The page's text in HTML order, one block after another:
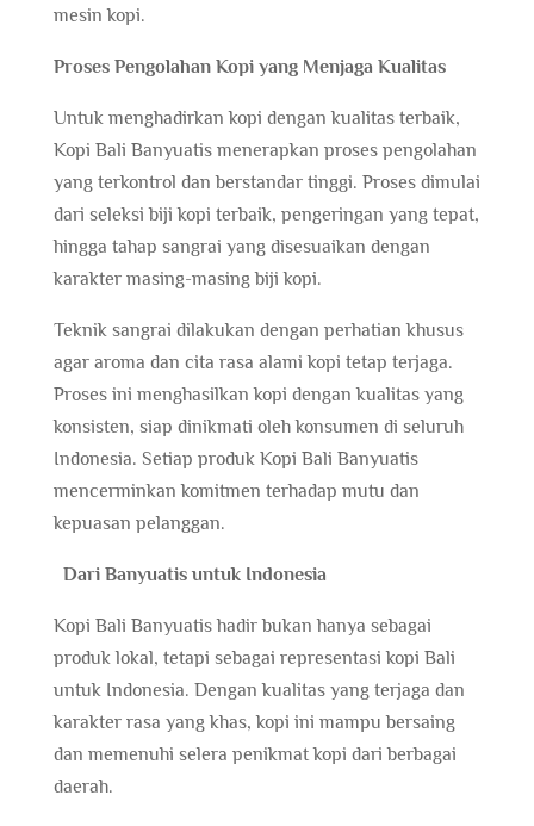
mesin kopi.
Proses Pengolahan Kopi yang Menjaga Kualitas
Untuk menghadirkan kopi dengan kualitas terbaik,
Kopi Bali Banyuatis menerapkan proses pengolahan
yang terkontrol dan berstandar tinggi. Proses dimulai
dari seleksi biji kopi terbaik, pengeringan yang tepat,
hingga tahap sangrai yang disesuaikan dengan
karakter masing-masing biji kopi.
Teknik sangrai dilakukan dengan perhatian khusus
agar aroma dan cita rasa alami kopi tetap terjaga.
Proses ini menghasilkan kopi dengan kualitas yang
konsisten, siap dinikmati oleh konsumen di seluruh
Indonesia. Setiap produk Kopi Bali Banyuatis
mencerminkan komitmen terhadap mutu dan
kepuasan pelanggan.
Dari Banyuatis untuk Indonesia
Kopi Bali Banyuatis hadir bukan hanya sebagai
produk lokal, tetapi sebagai representasi kopi Bali
untuk Indonesia. Dengan kualitas yang terjaga dan
karakter rasa yang khas, kopi ini mampu bersaing
dan memenuhi selera penikmat kopi dari berbagai
daerah.